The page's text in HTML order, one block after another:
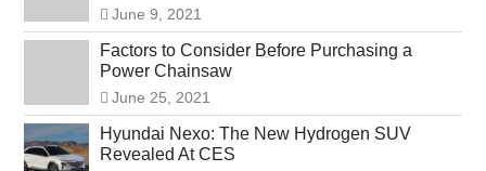
June 9, 2021
Factors to Consider Before Purchasing a
Power Chainsaw
June 25, 2021
Hyundai Nexo: The New Hydrogen SUV
Revealed At CES